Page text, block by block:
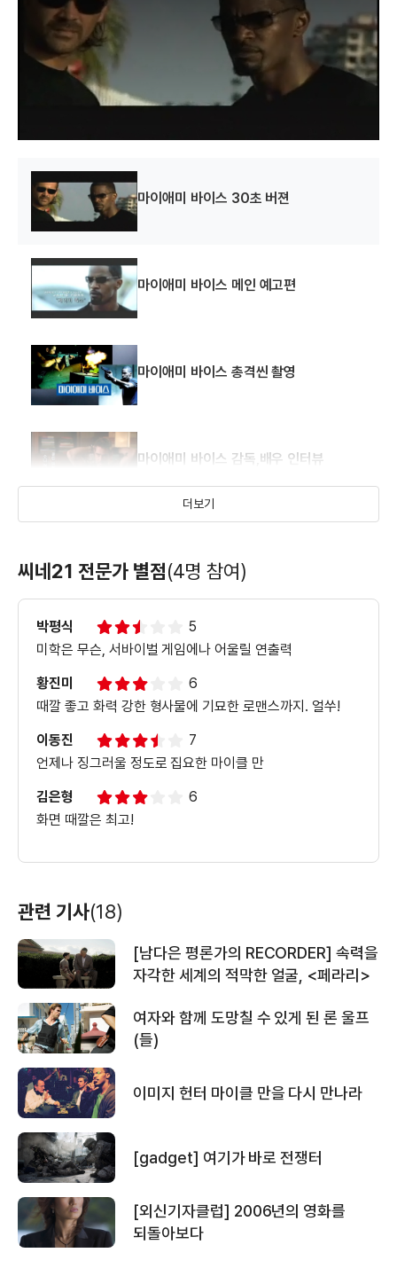
마이애미 바이스 30초 버젼
마이애미 바이스 메인 예고편
마이애미 바이스 총격씬 촬영
마이애미 바이스 감독,배우 인터뷰
더보기
씨네21 전문가 별점(4명 참여)
박평식
5
미학은 무슨, 서바이벌 게임에나 어울릴 연출력
황진미
6
때깔 좋고 화력 강한 형사물에 기묘한 로맨스까지. 얼쑤!
이동진
7
언제나 징그러울 정도로 집요한 마이클 만
김은형
6
화면 때깔은 최고!
관련 기사(18)
[남다은 평론가의 RECORDER] 속력을
자각한 세계의 적막한 얼굴, <페라리>
여자와 함께 도망칠 수 있게 된 론 울프
(들)
이미지 헌터 마이클 만을 다시 만나라
[gadget] 여기가 바로 전쟁터
[외신기자클럽] 2006년의 영화를
되돌아보다